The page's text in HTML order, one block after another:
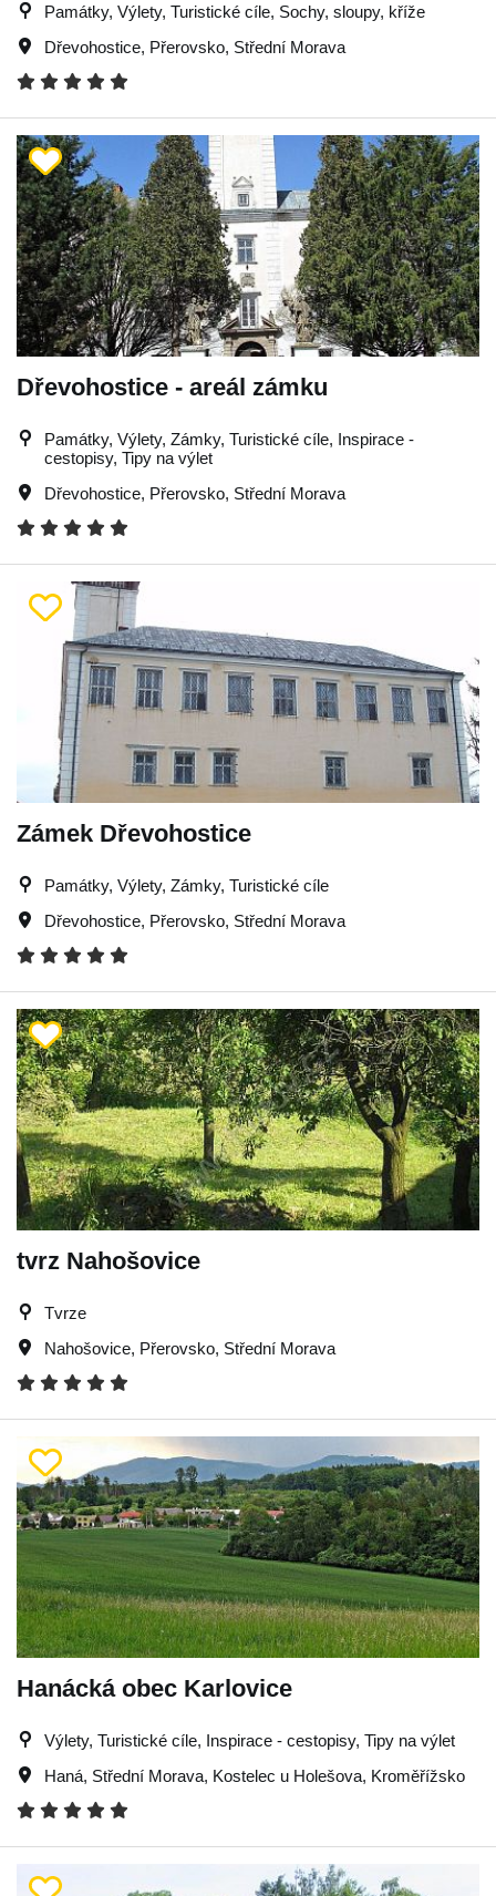
Památky, Výlety, Turistické cíle, Sochy, sloupy, kříže
Dřevohostice, Přerovsko, Střední Morava
Dřevohostice - areál zámku
Památky, Výlety, Zámky, Turistické cíle, Inspirace -
cestopisy, Tipy na výlet
Dřevohostice, Přerovsko, Střední Morava
Zámek Dřevohostice
Památky, Výlety, Zámky, Turistické cíle
Dřevohostice, Přerovsko, Střední Morava
tvrz Nahošovice
Tvrze
Nahošovice, Přerovsko, Střední Morava
Hanácká obec Karlovice
Výlety, Turistické cíle, Inspirace - cestopisy, Tipy na výlet
Haná, Střední Morava, Kostelec u Holešova, Kroměřížsko